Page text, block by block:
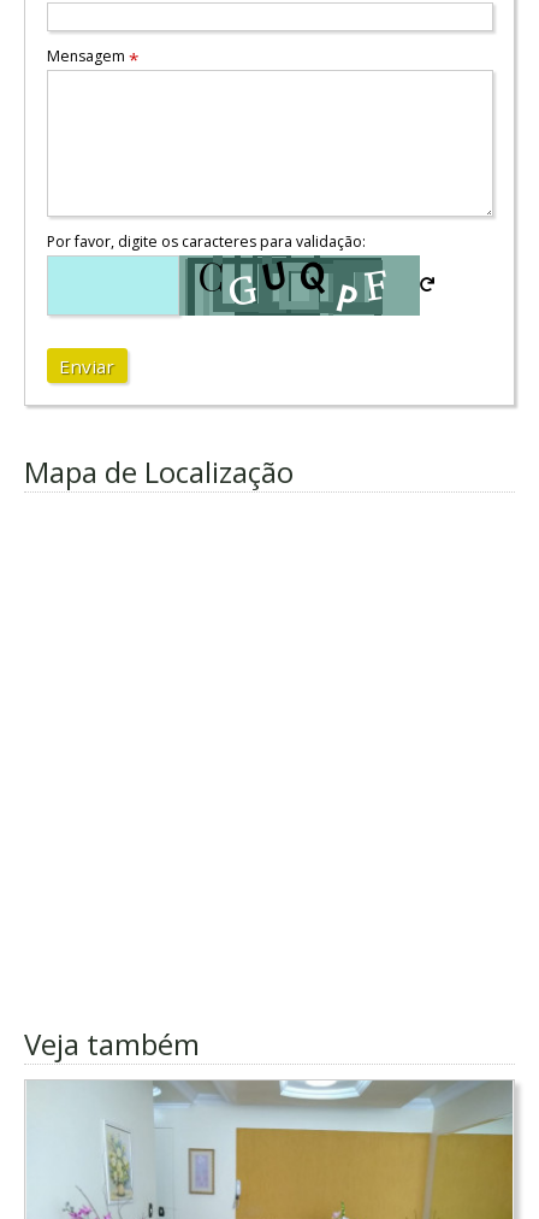
Mensagem *
Por favor, digite os caracteres para validação:
Enviar
Mapa de Localização
Veja também